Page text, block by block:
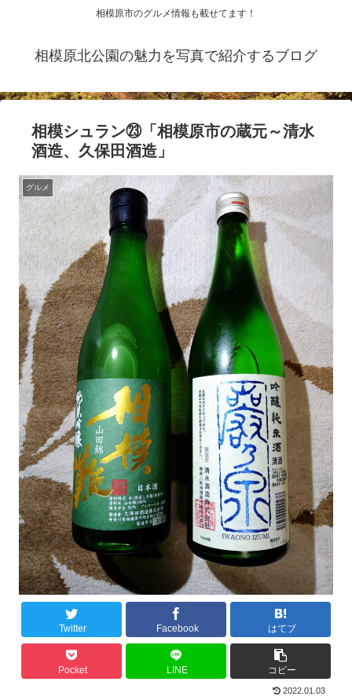
相模原市のグルメ情報も載せてます！
相模原北公園の魅力を写真で紹介するブログ
相模シュラン㉓「相模原市の蔵元～清水
酒造、久保田酒造」
グルメ
Twitter Facebook はてブ
Pocket LINE コピー
2022.01.03